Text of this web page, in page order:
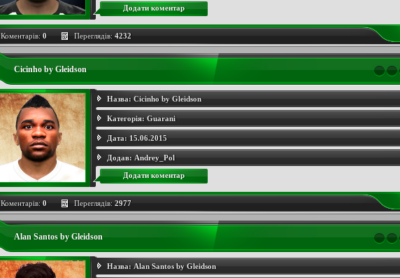
Додати коментар
Коментарів: 0 Переглядів: 4232
Cicinho by Gleidson
Назва: Cicinho by Gleidson
Категорія: Guarani
Дата: 15.06.2015
Додав: Andrey_Pol
Додати коментар
Коментарів: 0 Переглядів: 2977
Alan Santos by Gleidson
Назва: Alan Santos by Gleidson